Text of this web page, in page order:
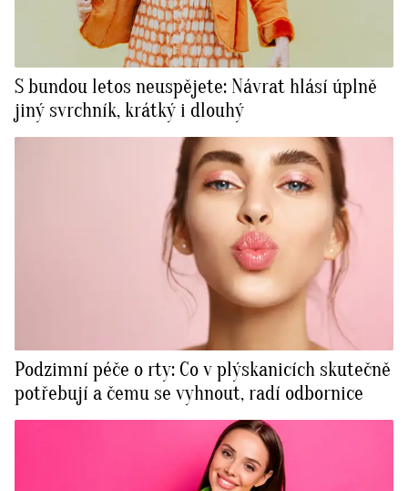
S bundou letos neuspějete: Návrat hlásí úplně
jiný svrchník, krátký i dlouhý
Podzimní péče o rty: Co v plýskanicích skutečně
potřebují a čemu se vyhnout, radí odbornice